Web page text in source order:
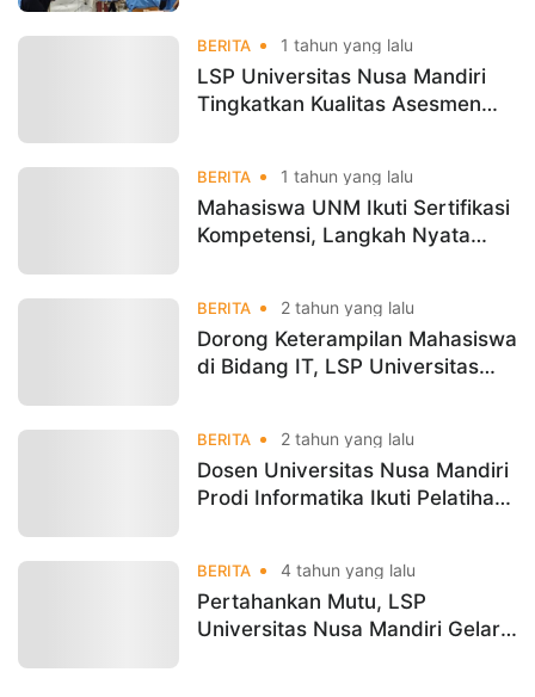
BERITA 1 tahun yang lalu
LSP Universitas Nusa Mandiri
Tingkatkan Kualitas Asesmen
BERITA 1 tahun yang lalu
Mahasiswa UNM Ikuti Sertifikasi
Kompetensi, Langkah Nyata
BERITA 2 tahun yang lalu
Dorong Keterampilan Mahasiswa
di Bidang IT, LSP Universitas
Kompetensi
BERITA 2 tahun yang lalu
Dosen Universitas Nusa Mandiri
Prodi Informatika Ikuti Pelatihan
BERITA 4 tahun yang lalu
Pertahankan Mutu, LSP
Universitas Nusa Mandiri Gelar